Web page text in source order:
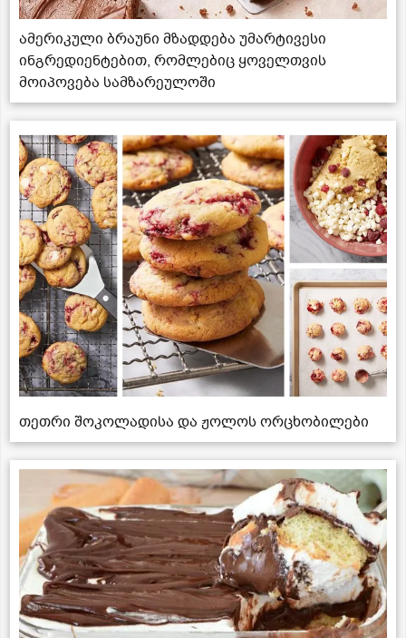
ამერიკული ბრაუნი მზადდება უმარტივესი
ინგრედიენტებით, რომლებიც ყოველთვის
მოიპოვება სამზარეულოში
თეთრი შოკოლადისა და ჟოლოს ორცხობილები